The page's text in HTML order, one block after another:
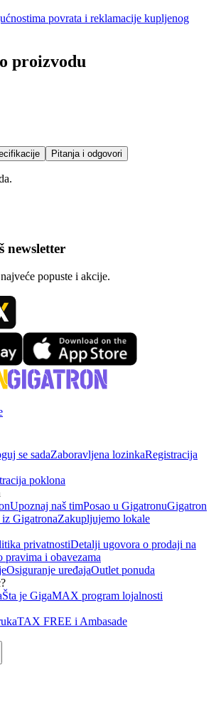
povrata i reklamacije kupljenog
proizvodu
Pitanja i odgovori
newsletter
popuste i akcije.
se sadaZaboravljena lozinkaRegistracija
poklona
Upoznaj naš timPosao u GigatronuGigatron
GigatronaZakupljujemo lokale
privatnostiDetalji ugovora o prodaji na
pravima i obavezama
Osiguranje uređajaOutlet ponuda
Šta je GigaMAX program lojalnosti
TAX FREE i Ambasade